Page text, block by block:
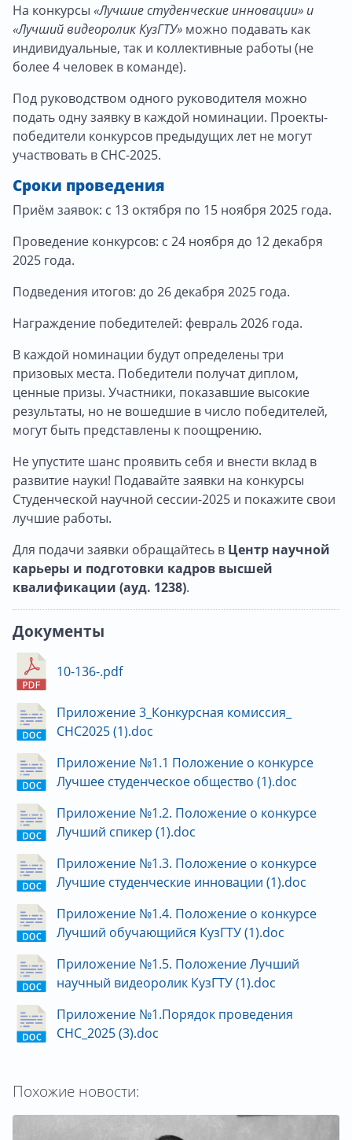
На конкурсы «Лучшие студенческие инновации» и
«Лучший видеоролик КузГТУ» можно подавать как
индивидуальные, так и коллективные работы (не
более 4 человек в команде).
Под руководством одного руководителя можно
подать одну заявку в каждой номинации. Проекты-
победители конкурсов предыдущих лет не могут
участвовать в СНС-2025.
Сроки проведения
Приём заявок: с 13 октября по 15 ноября 2025 года.
Проведение конкурсов: с 24 ноября до 12 декабря
2025 года.
Подведения итогов: до 26 декабря 2025 года.
Награждение победителей: февраль 2026 года.
В каждой номинации будут определены три
призовых места. Победители получат диплом,
ценные призы. Участники, показавшие высокие
результаты, но не вошедшие в число победителей,
могут быть представлены к поощрению.
Не упустите шанс проявить себя и внести вклад в
развитие науки! Подавайте заявки на конкурсы
Студенческой научной сессии-2025 и покажите свои
лучшие работы.
Для подачи заявки обращайтесь в Центр научной
карьеры и подготовки кадров высшей
квалификации (ауд. 1238).
Документы
10-136-.pdf
Приложение 3_Конкурсная комиссия_
СНС2025 (1).doc
Приложение №1.1 Положение о конкурсе
Лучшее студенческое общество (1).doc
Приложение №1.2. Положение о конкурсе
Лучший спикер (1).doc
Приложение №1.3. Положение о конкурсе
Лучшие студенческие инновации (1).doc
Приложение №1.4. Положение о конкурсе
Лучший обучающийся КузГТУ (1).doc
Приложение №1.5. Положение Лучший
научный видеоролик КузГТУ (1).doc
Приложение №1.Порядок проведения
СНС_2025 (3).doc
Похожие новости: